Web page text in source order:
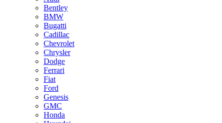
Bentley
BMW
Bugatti
Cadillac
Chevrolet
Chrysler
Dodge
Ferrari
Fiat
Ford
Genesis
GMC
Honda